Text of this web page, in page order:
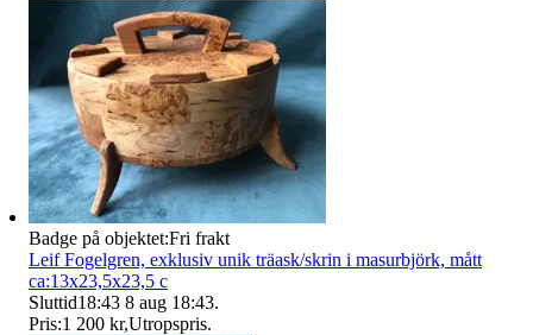
Badge på objektet:Fri frakt
Leif Fogelgren, exklusiv unik träask/skrin i masurbjörk, mått
ca:13x23,5x23,5 c
Sluttid18:43 8 aug 18:43.
Pris:1 200 kr,Utropspris.